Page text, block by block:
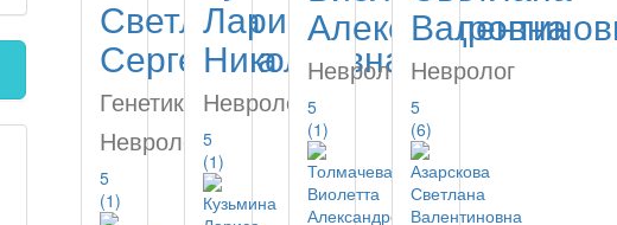
Светлана
Сергеевна
Генетик,
Невролог
5
(1)
Лариса
Николаевна
Невролог
5
(1)
Александровна
Невролог
5
(1)
Невролог
5
(6)